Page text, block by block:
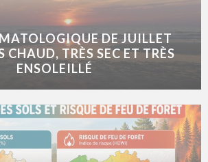
DE JUILLET
CHAUD, TRÈS SEC ET TRÈS
ENSOLEILLÉ